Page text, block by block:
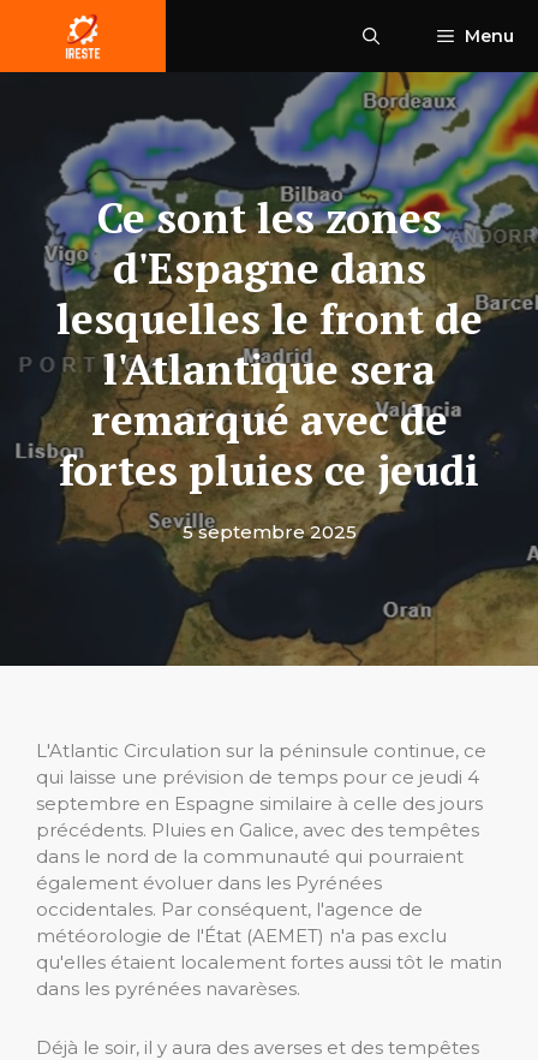
contenu
Menu
Ce sont les zones
d'Espagne dans
lesquelles le front de
l'Atlantique sera
remarqué avec de
fortes pluies ce jeudi
5 septembre 2025
L'Atlantic Circulation sur la péninsule continue, ce
qui laisse une prévision de temps pour ce jeudi 4
septembre en Espagne similaire à celle des jours
précédents. Pluies en Galice, avec des tempêtes
dans le nord de la communauté qui pourraient
également évoluer dans les Pyrénées
occidentales. Par conséquent, l'agence de
météorologie de l'État (AEMET) n'a pas exclu
qu'elles étaient localement fortes aussi tôt le matin
dans les pyrénées navarèses.
Déjà le soir, il y aura des averses et des tempêtes